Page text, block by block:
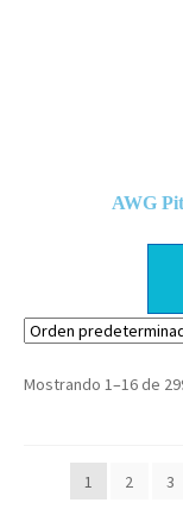
AWG
Mostrando 1–16 de
1 2 3